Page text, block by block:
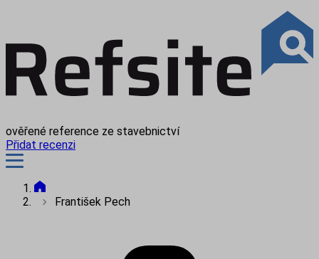
ověřené reference ze stavebnictví
Přidat recenzi
František Pech